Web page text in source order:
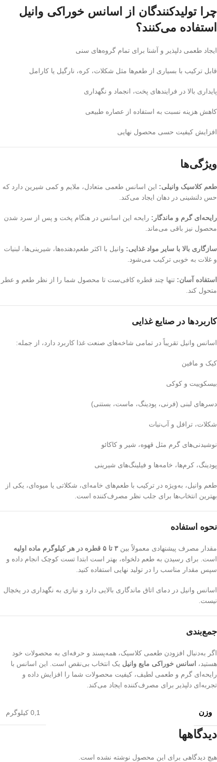
چرا تولیدکنندگان از اسانس خوراکی وانیل
استفاده می‌کنند؟
ایجاد طعمی دلپذیر و آشنا برای تمام گروه‌های سنی
قابل ترکیب با بسیاری از طعم‌ها مثل شکلات، کره، نارگیل یا کارامل
پایداری بالا در فرایندهای پخت، انجماد و نگهداری
کاهش هزینه نسبت به استفاده از عصاره طبیعی
افزایش کیفیت حسی محصول نهایی
ویژگی‌ها
طعم کلاسیک وانیلی: این اسانس طعمی متعادل، ملایم و کمی شیرین دارد که
حس دلنشینی در دهان ایجاد می‌کند.
رایحه‌ای گرم و ماندگار: رایحه این اسانس در هنگام پخت و پس از سرد شدن
محصول نیز باقی می‌ماند.
سازگاری بالا با سایر مواد غذایی: وانیل با اکثر طعم‌دهنده‌ها، شیرینی‌ها، لبنیات
و غلات به خوبی ترکیب می‌شود.
استفاده آسان: تنها چند قطره کافی‌ست تا محصول شما را از نظر طعم و عطر
متحول کند.
کاربردها در صنایع غذایی
اسانس وانیل تقریباً در تمامی شاخه‌های صنعت غذا کاربرد دارد، از جمله:
کیک و مافین
بیسکوییت و کوکی
دسرهای لبنی (فرنی، پودینگ، ماست، بستنی)
شکلات، ترافل و آب‌نبات
نوشیدنی‌های گرم مثل قهوه، شیر و کاکائو
پودینگ، کرم‌ها، خامه‌ها و فیلینگ‌های شیرینی
طعم وانیل، به‌ویژه در ترکیب با طعم‌های خامه‌ای، شکلاتی یا میوه‌ای، یکی از
بهترین انتخاب‌ها برای جلب نظر مصرف‌کننده است.
نحوه استفاده
مقدار مصرف پیشنهادی معمولاً بین ۳ تا ۵ قطره در هر کیلوگرم ماده اولیه
است. برای رسیدن به طعم دلخواه، بهتر است ابتدا تست کوچک انجام داده و
سپس مقدار مناسب را در تولید نهایی استفاده کنید.
اسانس وانیل در دمای اتاق ماندگاری بالایی دارد و نیازی به نگهداری در یخچال
نیست.
جمع‌بندی
اگر به‌دنبال افزودن طعمی کلاسیک، همه‌پسند و حرفه‌ای به محصولات خود
هستید،
اسانس خوراکی مایع وانیل یک انتخاب بی‌نقص است. این اسانس با
رایحه‌ای گرم و طعمی لطیف، کیفیت محصولات شما را افزایش داده و
تجربه‌ای دلپذیر برای مصرف‌کننده ایجاد می‌کند.
وزن 0,1 کیلوگرم
دیدگاهها
هیچ دیدگاهی برای این محصول نوشته نشده است.